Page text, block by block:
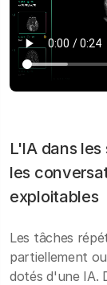
L'IA dans
les
exploitables
Les tâches
partiellement
dotés d'une IA.